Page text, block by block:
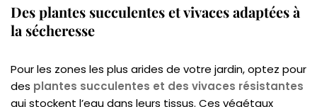
Des plantes succulentes et vivaces adaptées à
la sécheresse
Pour les zones les plus arides de votre jardin, optez pour
des plantes succulentes et des vivaces résistantes
qui stockent l’eau dans leurs tissus. Ces végétaux